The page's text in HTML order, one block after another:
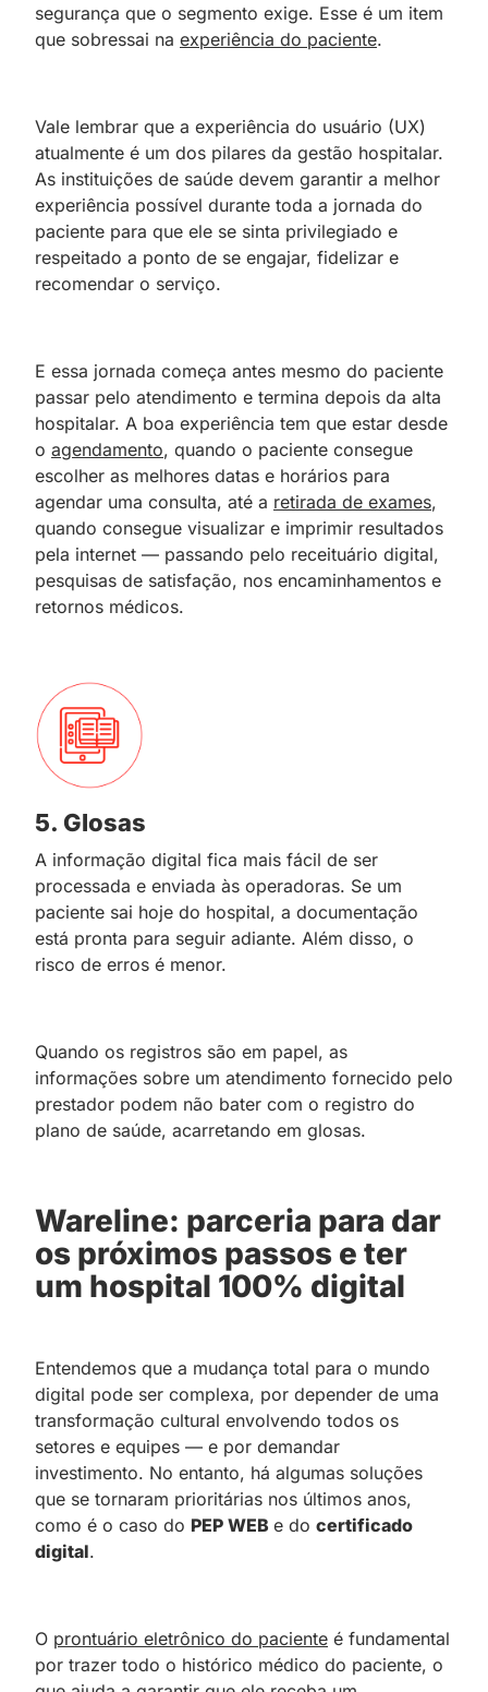
segurança que o segmento exige. Esse é um item
que sobressai na experiência do paciente.
Vale lembrar que a experiência do usuário (UX)
atualmente é um dos pilares da gestão hospitalar.
As instituições de saúde devem garantir a melhor
experiência possível durante toda a jornada do
paciente para que ele se sinta privilegiado e
respeitado a ponto de se engajar, fidelizar e
recomendar o serviço.
E essa jornada começa antes mesmo do paciente
passar pelo atendimento e termina depois da alta
hospitalar. A boa experiência tem que estar desde
o agendamento, quando o paciente consegue
escolher as melhores datas e horários para
agendar uma consulta, até a retirada de exames,
quando consegue visualizar e imprimir resultados
pela internet — passando pelo receituário digital,
pesquisas de satisfação, nos encaminhamentos e
retornos médicos.
5. Glosas
A informação digital fica mais fácil de ser
processada e enviada às operadoras. Se um
paciente sai hoje do hospital, a documentação
está pronta para seguir adiante. Além disso, o
risco de erros é menor.
Quando os registros são em papel, as
informações sobre um atendimento fornecido pelo
prestador podem não bater com o registro do
plano de saúde, acarretando em glosas.
Wareline: parceria para dar
os próximos passos e ter
um hospital 100% digital
Entendemos que a mudança total para o mundo
digital pode ser complexa, por depender de uma
transformação cultural envolvendo todos os
setores e equipes — e por demandar
investimento. No entanto, há algumas soluções
que se tornaram prioritárias nos últimos anos,
como é o caso do PEP WEB e do certificado
digital.
O prontuário eletrônico do paciente é fundamental
por trazer todo o histórico médico do paciente, o